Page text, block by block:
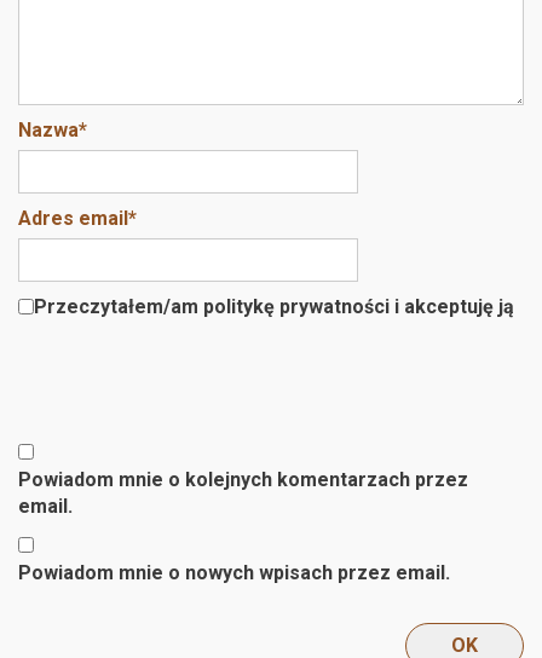
Nazwa*
Adres email*
Przeczytałem/am politykę prywatności i akceptuję ją
Powiadom mnie o kolejnych komentarzach przez
email.
Powiadom mnie o nowych wpisach przez email.